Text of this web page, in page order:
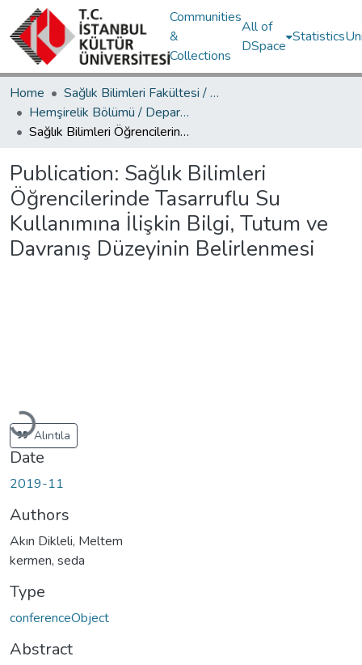
Communities
&
Collections
All of
DSpace
Statistics
Home
Sağlık Bilimleri Fakültesi / Faculty of Health Sciences
Hemşirelik Bölümü / Department of Nursing
Sağlık Bilimleri Öğrencilerinde Tasarruflu Su Kullanımına İlişkin Bilgi, Tutum ve Davranış Düzeyinin Belirlenmesi
Publication: Sağlık Bilimleri
Öğrencilerinde Tasarruflu Su
Kullanımına İlişkin Bilgi, Tutum ve
Davranış Düzeyinin Belirlenmesi
Loading...
Alıntıla
Date
2019-11
Authors
Akın Dikleli, Meltem
kermen, seda
Type
conferenceObject
Abstract